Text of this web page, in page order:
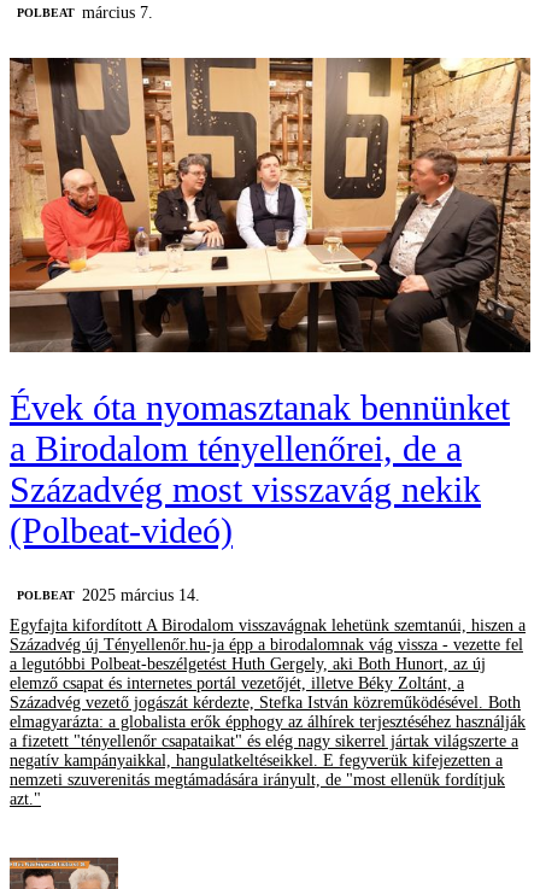
‎POLBEAT március 7.
Évek óta nyomasztanak bennünket
a Birodalom tényellenőrei, de a
Századvég most visszavág nekik
(Polbeat-videó)
‎POLBEAT
2025 március 14.
Egyfajta kifordított A Birodalom visszavágnak lehetünk szemtanúi, hiszen a
Századvég új Tényellenőr.hu-ja épp a birodalomnak vág vissza - vezette fel
a legutóbbi Polbeat-beszélgetést Huth Gergely, aki Both Hunort, az új
elemző csapat és internetes portál vezetőjét, illetve Béky Zoltánt, a
Századvég vezető jogászát kérdezte, Stefka István közreműködésével. Both
elmagyarázta: a globalista erők épphogy az álhírek terjesztéséhez használják
a fizetett "tényellenőr csapataikat" és elég nagy sikerrel jártak világszerte a
negatív kampányaikkal, hangulatkeltéseikkel. E fegyverük kifejezetten a
nemzeti szuverenitás megtámadására irányult, de "most ellenük fordítjuk
azt."